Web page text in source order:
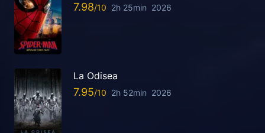
7.98 2h 25min 2026
La Odisea
7.95 2h 52min 2026